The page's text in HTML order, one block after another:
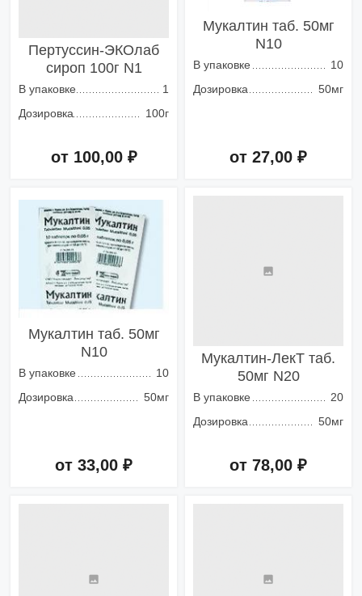
Пертуссин-ЭКОлаб
сироп 100г N1
В упаковке
1
Дозировка
100г
от 100,00 ₽
Мукалтин таб. 50мг
N10
В упаковке
10
Дозировка
50мг
от 27,00 ₽
Мукалтин таб. 50мг
N10
В упаковке
10
Дозировка
50мг
от 33,00 ₽
Мукалтин-ЛекТ таб.
50мг N20
В упаковке
20
Дозировка
50мг
от 78,00 ₽